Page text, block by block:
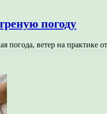
погоду
погода, ветер на